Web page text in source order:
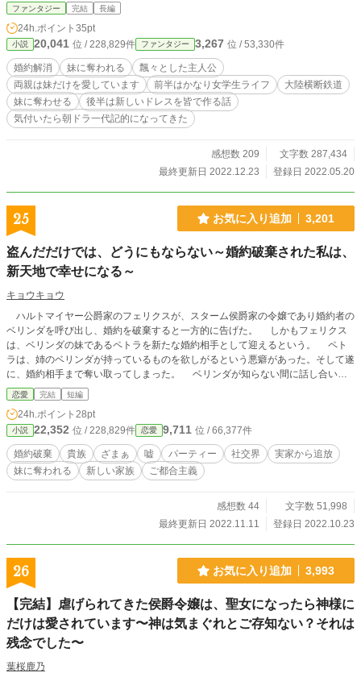
点、幕間と101話以降は俯瞰視点となります。 200話で完結しました。 今回はあ
とがきは無しです。
ファンタジー 完結 長編
24h.ポイント 35pt
小説 20,041 位 / 228,829件 ファンタジー 3,267 位 / 53,330件
婚約解消 妹に奪われる
飄々とした主人公
両親は妹だけを愛しています
前半はかなり女学生ライフ
大陸横断鉄道
妹に奪わせる
後半は新しいドレスを皆で作る話
気付いたら朝ドラ一代記的になってきた
感想数 209
文字数 287,434
最終更新日 2022.12.23
登録日 2022.05.20
25 お気に入り追加 3,201
盗んだだけでは、どうにもならない～婚約破棄された私は、
新天地で幸せになる～
キョウキョウ
ハルトマイヤー公爵家のフェリクスが、スターム侯爵家の令嬢であり婚約者の
ベリンダを呼び出し、婚約を破棄すると一方的に告げた。 しかもフェリクス
は、ベリンダの妹であるペトラを新たな婚約相手として迎えるという。 ペト
ラは、姉のベリンダが持っているものを欲しがるという悪癖があった。そして遂
に、婚約相手まで奪い取ってしまった。 ベリンダが知らない間に話し合いは
勝手に進んでいて、既に取り返しがつかない状況だった。 ※カクヨムにも掲載
中の作品です。
恋愛 完結 短編
24h.ポイント 28pt
小説 22,352 位 / 228,829件 恋愛 9,711 位 / 66,377件
婚約破棄 貴族 ざまぁ 嘘 パーティー 社交界
実家から追放
妹に奪われる
新しい家族 ご都合主義
感想数 44
文字数 51,998
最終更新日 2022.11.11
登録日 2022.10.23
26 お気に入り追加 3,993
【完結】虐げられてきた侯爵令嬢は、聖女になったら神様に
だけは愛されています〜神は気まぐれとご存知ない？それは
残念でした〜
葉桜鹿乃